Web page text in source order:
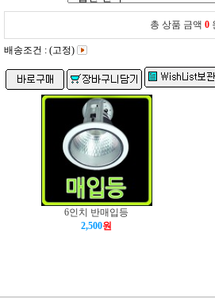
총 상품 금액 0
배송조건 : (고정)
6인치 반매입등
2,500원